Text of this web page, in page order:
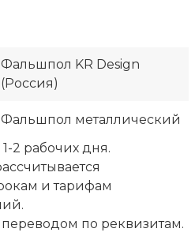
Фальшпол KR Design
(Россия)
Фальшпол металлический
2 рабочих дня.
и тарифам
по реквизитам.